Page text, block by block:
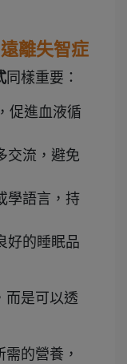
離失智症
同樣重要：
促進血液循
交流，避免
學語言，持
好的睡眠品
而是可以透
的營養，